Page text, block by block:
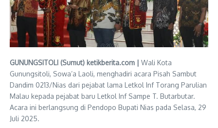
GUNUNGSITOLI (Sumut) ketikberita.com | Wali Kota
Gunungsitoli, Sowa’a Laoli, menghadiri acara Pisah Sambut
Dandim 0213/Nias dari pejabat lama Letkol Inf Torang Parulian
Malau kepada pejabat baru Letkol Inf Sampe T. Butarbutar.
Acara ini berlangsung di Pendopo Bupati Nias pada Selasa, 29
Juli 2025.